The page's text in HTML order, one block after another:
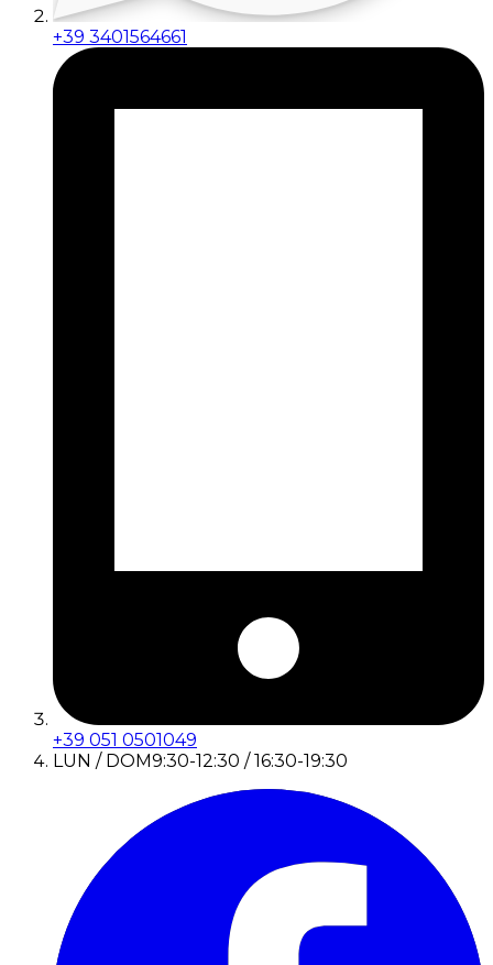
+39 3401564661
+39 051 0501049
LUN / DOM9:30-12:30 / 16:30-19:30